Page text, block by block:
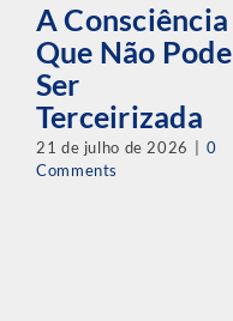
A Consciência
Que Não Pode
Ser
Terceirizada
21 de julho de 2026
0
Comments